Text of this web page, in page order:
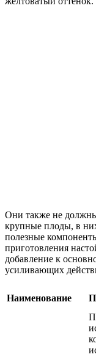
Они также не
крупные плоды, в
полезные
приготовления
добавление к
усиливающих
Наименование